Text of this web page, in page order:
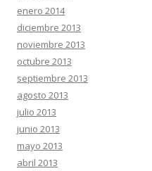
enero 2014
diciembre 2013
noviembre 2013
octubre 2013
septiembre 2013
agosto 2013
julio 2013
junio 2013
mayo 2013
abril 2013